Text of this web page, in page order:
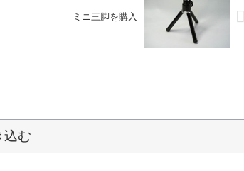
ミニ三脚を購入
込む